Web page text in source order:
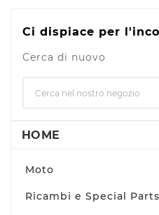
Ci dispiace per
Cerca di nuovo
HOME
Moto
Ricambi e Special Parts